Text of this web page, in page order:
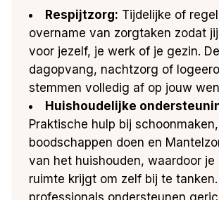
Respijtzorg: Tijdelijke of
overname van zorgtaken zodat
voor jezelf, je werk of je gezin.
dagopvang, nachtzorg of
stemmen volledig af op jouw
Huishoudelijke
Praktische hulp bij
boodschappen doen en
van het huishouden, waardoor je
ruimte krijgt om zelf bij te tanken.
professionals ondersteunen